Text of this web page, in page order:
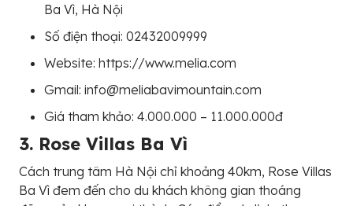
Ba Vì, Hà Nội
Số điện thoại: 02432009999
Website: https://www.melia.com
Gmail: info@meliabavimountain.com
Giá tham khảo: 4.000.000 – 11.000.000đ
3. Rose Villas Ba Vì
Cách trung tâm Hà Nội chỉ khoảng 40km, Rose Villas
Ba Vì đem đến cho du khách không gian thoáng